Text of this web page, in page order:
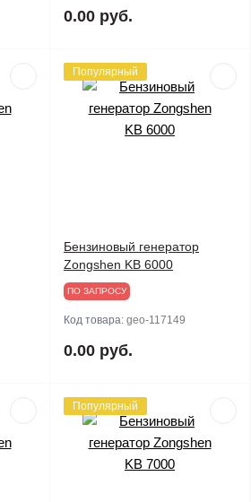
0.00 руб.
Популярный
Бензиновый генератор
Zongshen KB 6000
ПО ЗАПРОСУ
Код товара: geo-117149
0.00 руб.
Популярный